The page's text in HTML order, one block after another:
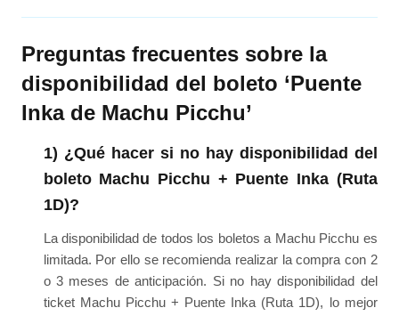
Preguntas frecuentes sobre la
disponibilidad del boleto ‘Puente
Inka de Machu Picchu’
1) ¿Qué hacer si no hay disponibilidad del
boleto Machu Picchu + Puente Inka (Ruta
1D)?
La disponibilidad de todos los boletos a Machu Picchu es
limitada. Por ello se recomienda realizar la compra con 2
o 3 meses de anticipación. Si no hay disponibilidad del
ticket Machu Picchu + Puente Inka (Ruta 1D), lo mejor